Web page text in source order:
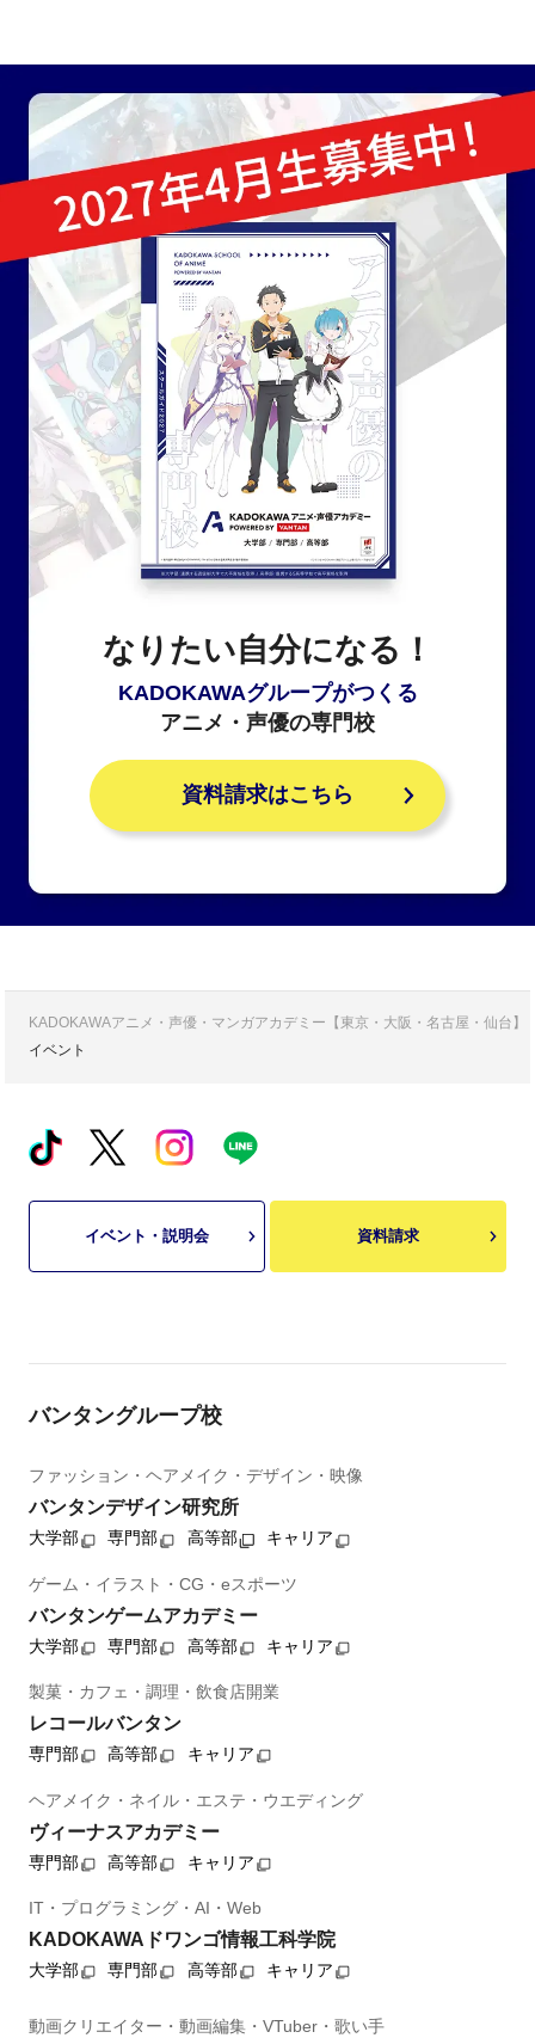
なりたい自分になる！
KADOKAWAグループがつくる
アニメ・声優の専門校
資料請求はこちら
KADOKAWAアニメ・声優・マンガアカデミー【東京・大阪・名古屋・仙台】
イベント
イベント・説明会 資料請求
バンタングループ校
ファッション・ヘアメイク・デザイン・映像
バンタンデザイン研究所
大学部 専門部 高等部 キャリア
ゲーム・イラスト・CG・eスポーツ
バンタンゲームアカデミー
大学部 専門部 高等部 キャリア
製菓・カフェ・調理・飲食店開業
レコールバンタン
専門部 高等部 キャリア
ヘアメイク・ネイル・エステ・ウエディング
ヴィーナスアカデミー
専門部 高等部 キャリア
IT・プログラミング・AI・Web
KADOKAWAドワンゴ情報工科学院
大学部 専門部 高等部 キャリア
動画クリエイター・動画編集・VTuber・歌い手